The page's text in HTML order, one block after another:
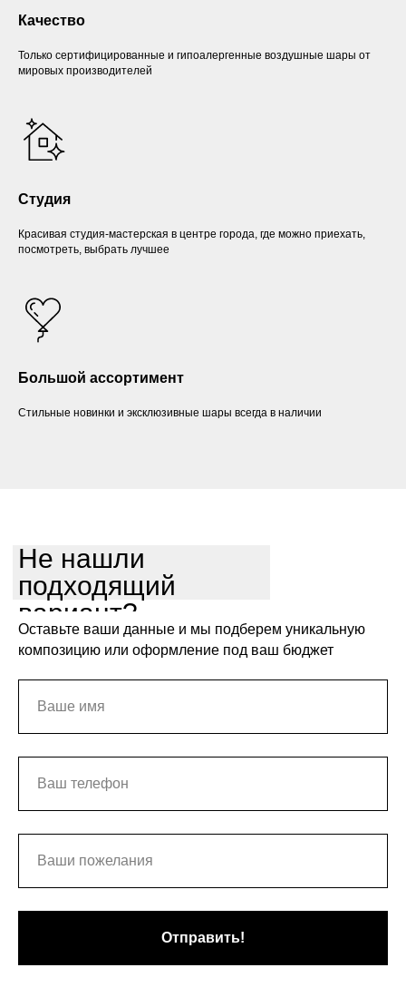
Качество
Только сертифицированные и гипоалергенные воздушные шары от
мировых производителей
Студия
Красивая студия-мастерская в центре города, где можно приехать,
посмотреть, выбрать лучшее
Большой ассортимент
Стильные новинки и эксклюзивные шары всегда в наличии
Не нашли
подходящий
вариант?
Оставьте ваши данные и мы подберем уникальную
композицию или оформление под ваш бюджет
Отправить!